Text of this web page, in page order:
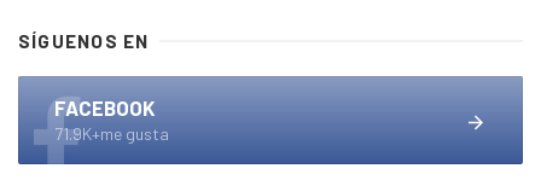
SÍGUENOS EN
FACEBOOK
71.9K+me gusta